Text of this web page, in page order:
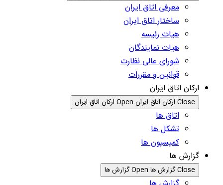
معرفی اتاق ایران
ساختار اتاق ایران
هیات رئیسه
هیات نمایندگان
شورای عالی نظارت
قوانین و مقررات
ارکان اتاق ایران
Close ارکان اتاق ایران Open ارکان اتاق ایران
اتاق ها
تشکل ها
کمیسیون ها
گزارش ها
Close گزارش ها Open گزارش ها